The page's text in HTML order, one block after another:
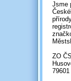
Jsme
ZO